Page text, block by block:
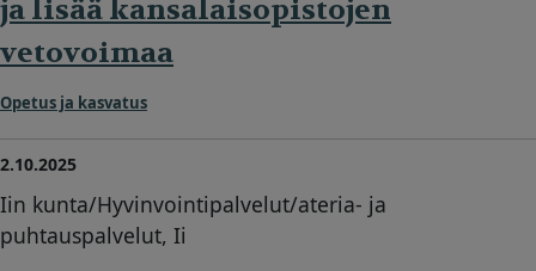
ja lisää kansalaisopistojen
vetovoimaa
Opetus ja kasvatus
2.10.2025
Iin kunta/Hyvinvointipalvelut/ateria- ja
puhtauspalvelut, Ii